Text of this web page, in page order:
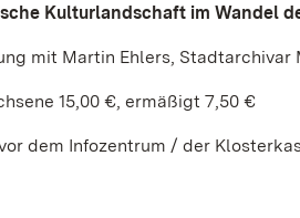
Kulturlandschaft im Wandel
mit Martin Ehlers, Stadtarchivar
15,00 €, ermäßigt 7,50 €
dem Infozentrum / der